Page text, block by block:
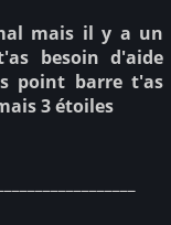
mais il y a un
besoin d'aide
point barre t'as
3 étoiles